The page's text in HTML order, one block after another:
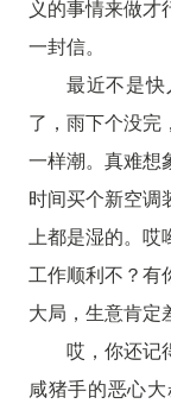
义的事情来做
一封信。
最近不是
了，雨下个没完
一样潮。真难想
时间买个新空调
上都是湿的。
工作顺利不？有
大局，生意肯定
哎，你还记
咸猪手的恶心